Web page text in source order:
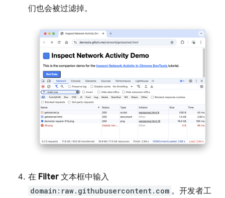
们也会被过滤掉。
在 Filter 文本框中输入
domain:raw.githubusercontent.com 。开发者工